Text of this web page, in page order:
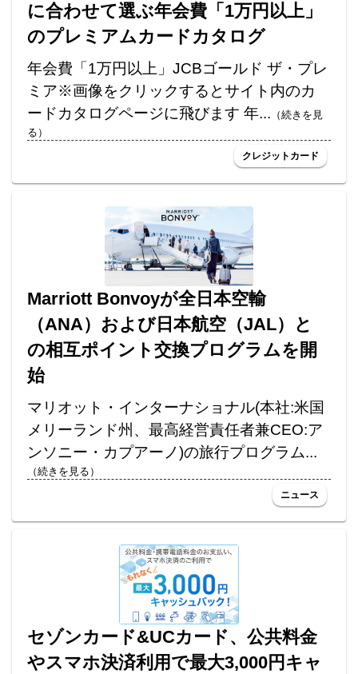
に合わせて選ぶ年会費「1万円以上」
のプレミアムカードカタログ
年会費「1万円以上」JCBゴールド ザ・プレ
ミア※画像をクリックするとサイト内のカ
ードカタログページに飛びます 年... （続きを見
る）
クレジットカード
Marriott Bonvoyが全日本空輸
（ANA）および日本航空（JAL）と
の相互ポイント交換プログラムを開
始
マリオット・インターナショナル(本社:米国
メリーランド州、最高経営責任者兼CEO:ア
ンソニー・カプアーノ)の旅行プログラム...
（続きを見る）
ニュース
セゾンカード&UCカード、公共料金
やスマホ決済利用で最大3,000円キャ